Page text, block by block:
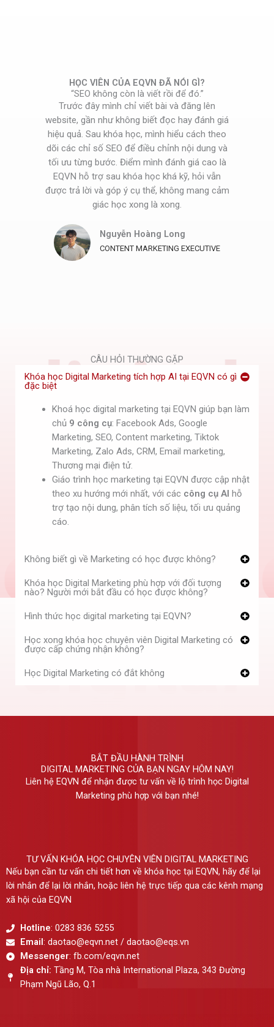
HỌC VIÊN CỦA EQVN ĐÃ NÓI GÌ?
“SEO không còn là viết rồi để đó.”
Trước đây mình chỉ viết bài và đăng lên
website, gần như không biết đọc hay đánh giá
hiệu quả. Sau khóa học, mình hiểu cách theo
dõi các chỉ số SEO để điều chỉnh nội dung và
tối ưu từng bước. Điểm mình đánh giá cao là
EQVN hỗ trợ sau khóa học khá kỹ, hỏi vẫn
được trả lời và góp ý cụ thể, không mang cảm
giác học xong là xong.
Nguyễn Hoàng Long
CONTENT MARKETING EXECUTIVE
CÂU HỎI THƯỜNG GẶP
Khóa học Digital Marketing tích hợp AI tại EQVN có gì
đặc biệt
Khoá học digital marketing tại EQVN giúp bạn làm
chủ 9 công cụ: Facebook Ads, Google
Marketing, SEO, Content marketing, Tiktok
Marketing, Zalo Ads, CRM, Email marketing,
Thương mại điện tử.
Giáo trình học marketing tại EQVN được cập nhật
theo xu hướng mới nhất, với các công cụ AI hỗ
trợ tạo nội dung, phân tích số liệu, tối ưu quảng
cáo.
Không biết gì về Marketing có học được không?
Khóa học Digital Marketing phù hợp với đối tượng
nào? Người mới bắt đầu có học được không?
Hình thức học digital marketing tại EQVN?
Học xong khóa học chuyên viên Digital Marketing có
được cấp chứng nhận không?
Học Digital Marketing có đắt không
BẮT ĐẦU HÀNH TRÌNH
DIGITAL MARKETING CỦA BẠN NGAY HÔM NAY!
Liên hệ EQVN để nhận được tư vấn về lộ trình học Digital
Marketing phù hợp với bạn nhé!
TƯ VẤN KHÓA HỌC CHUYÊN VIÊN DIGITAL MARKETING
Nếu bạn cần tư vấn chi tiết hơn về khóa học tại EQVN, hãy để lại
lời nhắn để lại lời nhắn, hoặc liên hệ trực tiếp qua các kênh mạng
xã hội của EQVN
Hotline: 0283 836 5255
Email : daotao@eqvn.net / daotao@eqs.vn
Messenger: fb.com/eqvn.net
Địa chỉ: Tầng M, Tòa nhà International Plaza, 343 Đường
Phạm Ngũ Lão, Q.1